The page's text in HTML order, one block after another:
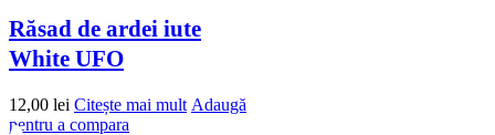
Răsad de ardei iute
White UFO
12,00 lei Citește mai mult Adaugă
pentru a compara